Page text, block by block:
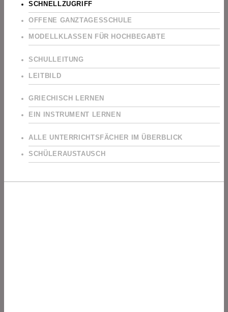
SCHNELLZUGRIFF
OFFENE GANZTAGESSCHULE
MODELLKLASSEN FÜR HOCHBEGABTE
SCHULLEITUNG
LEITBILD
GRIECHISCH LERNEN
EIN INSTRUMENT LERNEN
ALLE UNTERRICHTSFÄCHER IM ÜBERBLICK
SCHÜLERAUSTAUSCH